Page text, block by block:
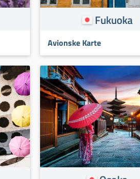
Fukuoka
Avionske Karte